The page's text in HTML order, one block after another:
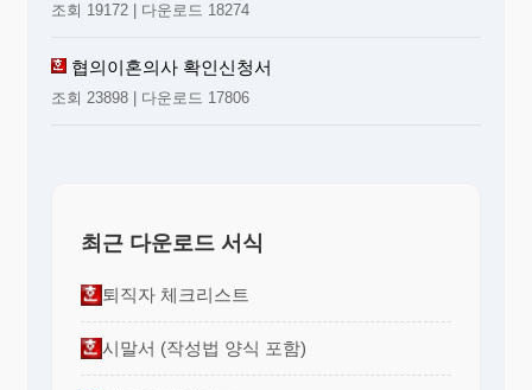
조회 19172 | 다운로드 18274
협의이혼의사 확인신청서
조회 23898 | 다운로드 17806
최근 다운로드 서식
퇴직자 체크리스트
시말서 (작성법 양식 포함)